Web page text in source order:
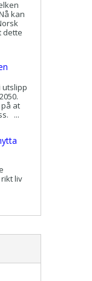
kan
dette
utslipp
at
...
liv